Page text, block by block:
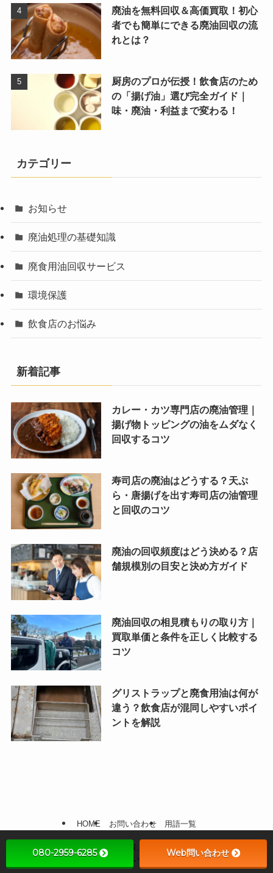
廃油を無料回収＆高価買取！初心
者でも簡単にできる廃油回収の流
れとは？
厨房のプロが伝授！飲食店のため
の「揚げ油」選び完全ガイド｜
味・廃油・利益まで変わる！
カテゴリー
お知らせ
廃油処理の基礎知識
廃食用油回収サービス
環境保護
飲食店のお悩み
新着記事
カレー・カツ専門店の廃油管理｜
揚げ物トッピングの油をムダなく
回収するコツ
寿司店の廃油はどうする？天ぷ
ら・唐揚げを出す寿司店の油管理
と回収のコツ
廃油の回収頻度はどう決める？店
舗規模別の目安と決め方ガイド
廃油回収の相見積もりの取り方｜
買取単価と条件を正しく比較する
コツ
グリストラップと廃食用油は何が
違う？飲食店が混同しやすいポイ
ントを解説
HOME お問い合わせ 用語一覧
飲食店、食品製造時の廃食用油回収、買い取り・リサイクルお任せくださ
い.
080-2959-6285 Web問い合わせ